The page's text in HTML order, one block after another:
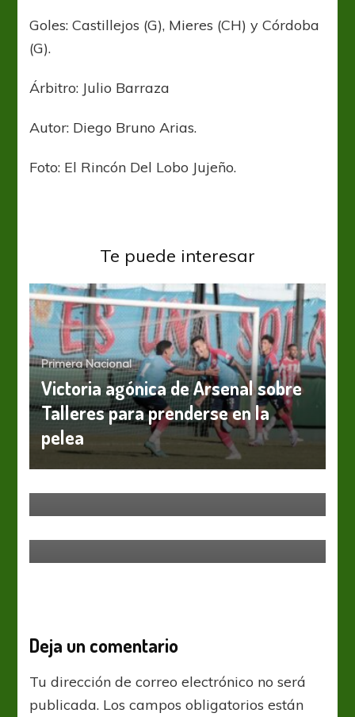
Goles: Castillejos (G), Mieres (CH) y Córdoba
(G).
Árbitro: Julio Barraza
Autor: Diego Bruno Arias.
Foto: El Rincón Del Lobo Jujeño.
Te puede interesar
Primera Nacional
Victoria agónica de Arsenal sobre
Talleres para prenderse en la
pelea
Primera Nacional
San Martín (SJ) buscará seguir de
Deja un comentario
Tu dirección de correo electrónico no será
publicada. Los campos obligatorios están